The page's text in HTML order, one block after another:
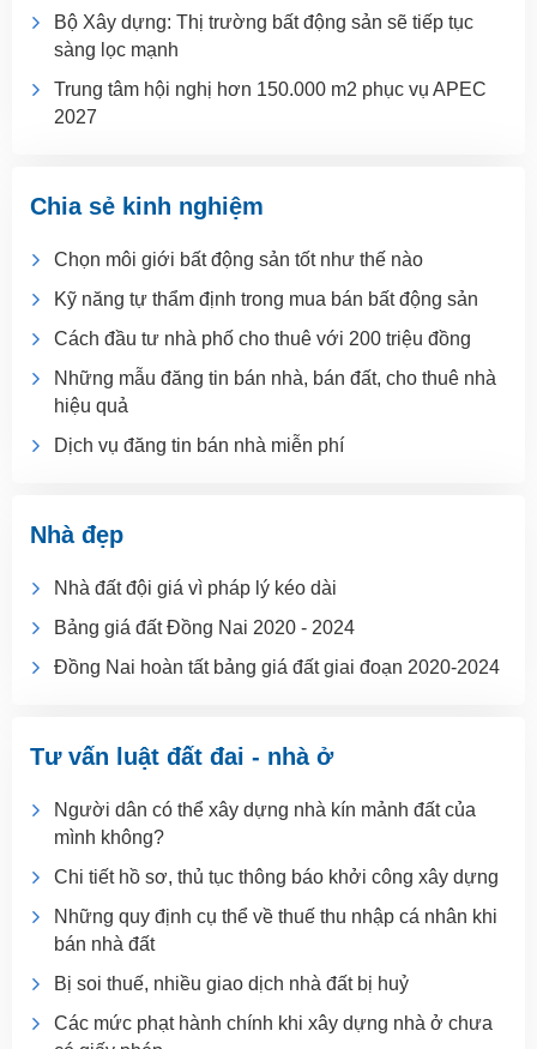
Bộ Xây dựng: Thị trường bất động sản sẽ tiếp tục
sàng lọc mạnh
Trung tâm hội nghị hơn 150.000 m2 phục vụ APEC
2027
Chia sẻ kinh nghiệm
Chọn môi giới bất động sản tốt như thế nào
Kỹ năng tự thẩm định trong mua bán bất động sản
Cách đầu tư nhà phố cho thuê với 200 triệu đồng
Những mẫu đăng tin bán nhà, bán đất, cho thuê nhà
hiệu quả
Dịch vụ đăng tin bán nhà miễn phí
Nhà đẹp
Nhà đất đội giá vì pháp lý kéo dài
Bảng giá đất Đồng Nai 2020 - 2024
Đồng Nai hoàn tất bảng giá đất giai đoạn 2020-2024
Tư vấn luật đất đai - nhà ở
Người dân có thể xây dựng nhà kín mảnh đất của
mình không?
Chi tiết hồ sơ, thủ tục thông báo khởi công xây dựng
Những quy định cụ thể về thuế thu nhập cá nhân khi
bán nhà đất
Bị soi thuế, nhiều giao dịch nhà đất bị huỷ
Các mức phạt hành chính khi xây dựng nhà ở chưa